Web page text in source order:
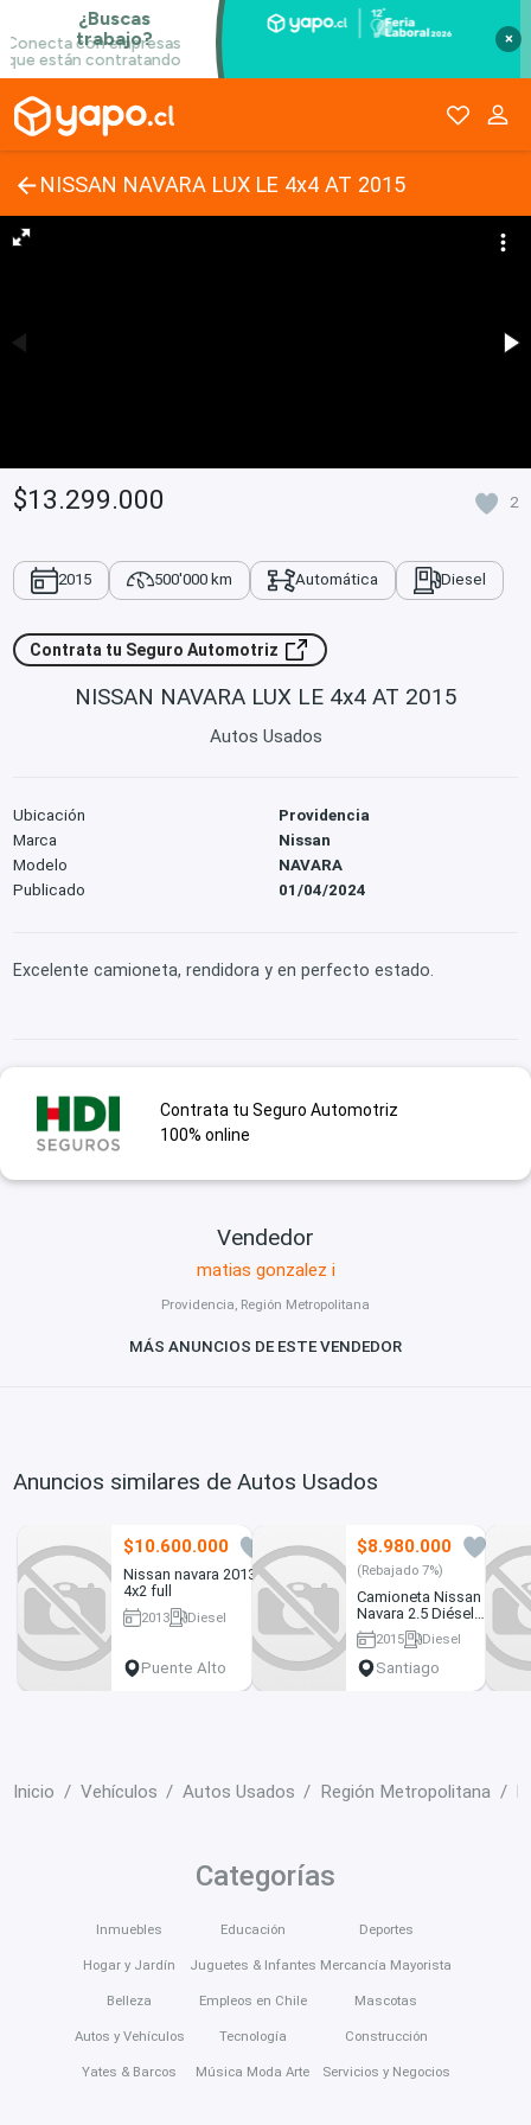
×
NISSAN NAVARA LUX LE 4x4 AT 2015
$13.299.000 2
2015 500'000 km Automática Diesel
Contrata tu Seguro Automotriz
NISSAN NAVARA LUX LE 4x4 AT 2015
Autos Usados
Ubicación
Providencia
Marca
Nissan
Modelo
NAVARA
Publicado
01/04/2024
Excelente camioneta, rendidora y en perfecto estado.
Contrata tu Seguro Automotriz
100% online
Vendedor
matias gonzalez i
Providencia, Región Metropolitana
MÁS ANUNCIOS DE ESTE VENDEDOR
Anuncios similares de Autos Usados
$10.600.000
0
Nissan navara 2013
4x2 full
2013
Diesel
Puente Alto
$8.980.000
(Rebajado 7%)
Camioneta Nissan
Navara 2.5 Diésel
4x4 2015
2015
Diesel
Santiago
Inicio Vehículos Autos Usados Región Metropolitana
Categorías
Inmuebles
Hogar y Jardín
Belleza
Autos y Vehículos
Yates & Barcos
Educación
Juguetes & Infantes
Empleos en Chile
Tecnología
Música Moda Arte
Deportes
Mercancía Mayorista
Mascotas
Construcción
Servicios y Negocios